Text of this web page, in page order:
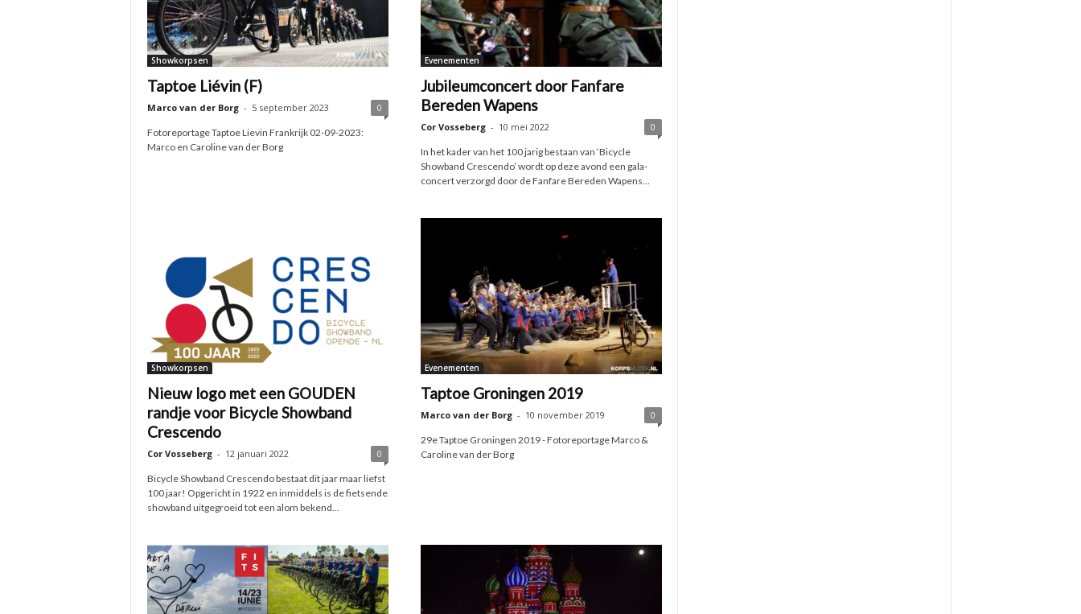
Showkorpsen
Taptoe Liévin (F)
Marco van der Borg - 5 september 2023 0
Fotoreportage Taptoe Lievin Frankrijk 02-09-2023:
Marco en Caroline van der Borg
Evenementen
Jubileumconcert door Fanfare
Bereden Wapens
Cor Vosseberg - 10 mei 2022 0
In het kader van het 100 jarig bestaan van ‘Bicycle
Showband Crescendo’ wordt op deze avond een gala-
concert verzorgd door de Fanfare Bereden Wapens...
Showkorpsen
Nieuw logo met een GOUDEN
randje voor Bicycle Showband
Crescendo
Cor Vosseberg - 12 januari 2022 0
Bicycle Showband Crescendo bestaat dit jaar maar liefst
100 jaar! Opgericht in 1922 en inmiddels is de fietsende
showband uitgegroeid tot een alom bekend...
Evenementen
Taptoe Groningen 2019
Marco van der Borg - 10 november 2019 0
29e Taptoe Groningen 2019 - Fotoreportage Marco &
Caroline van der Borg